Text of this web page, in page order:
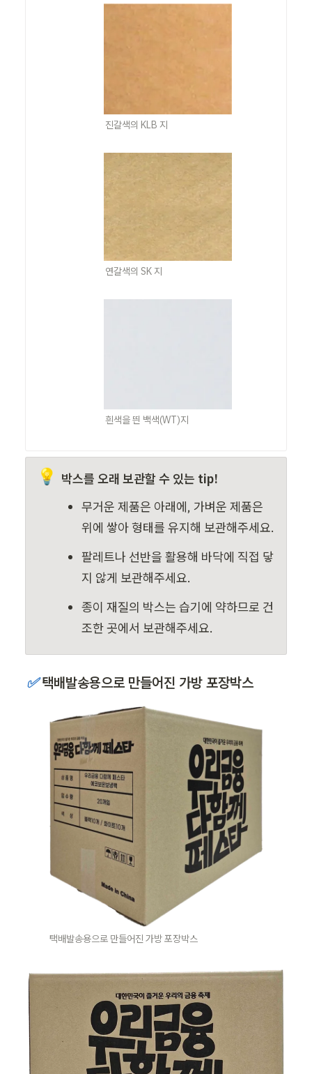
진갈색의 KLB 지
연갈색의 SK 지
흰색을 띈 백색(WT)지
💡 박스를 오래 보관할 수 있는 tip!
무거운 제품은 아래에, 가벼운 제품은
위에 쌓아 형태를 유지해 보관해주세요.
팔레트나 선반을 활용해 바닥에 직접 닿
지 않게 보관해주세요.
종이 재질의 박스는 습기에 약하므로 건
조한 곳에서 보관해주세요.
✅ 택배발송용으로 만들어진 가방 포장박스
택배발송용으로 만들어진 가방 포장박스